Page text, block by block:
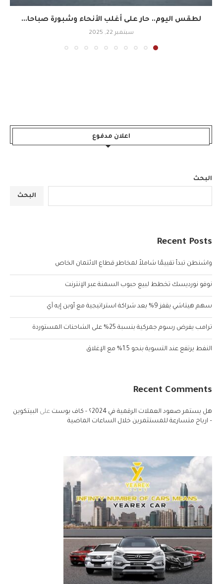
لطقس اليوم.. حار على أغلب الأنحاء وشبورة صباحا...
سبتمبر 22, 2025
اعلان مدفوع
البحث
البحث
Recent Posts
واشنطن تبدأ تقييمًا شاملاً لمخاطر قطاع الائتمان الخاص
نوفو نورديسك تخطط لبيع حبوب السمنة عبر الإنترنت
سهم هيتاشي يقفز 9% بعد شراكة استراتيجية مع أوبن إيه آي
ترامب يفرض رسوم جمركية بنسبة 25% على الشاحنات المستوردة
النفط يرتفع عند التسوية بنحو 1.5% مع الإغلاق
Recent Comments
هل يستمر صعود العملات الرقمية في 2024؟ - كاف بوست على البيتكوين
– ارباح متسارعة للمستثمرين خلال الساعات الماضية